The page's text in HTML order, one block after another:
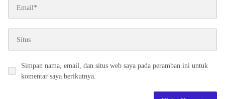
Simpan nama, email, dan situs web saya pada peramban ini untuk
komentar saya berikutnya.